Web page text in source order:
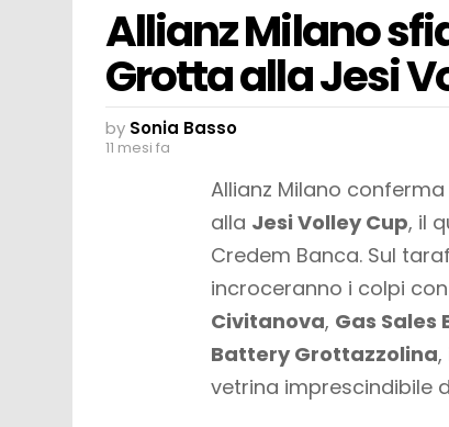
Allianz Milano
Grotta alla Jesi
by Sonia Basso
11 mesi fa
Allianz Milano
alla Jesi Volley Cup, il
Credem Banca. Sul
incroceranno i colpi
Civitanova, Gas Sales
Battery Grottazzolina,
vetrina imprescindibile